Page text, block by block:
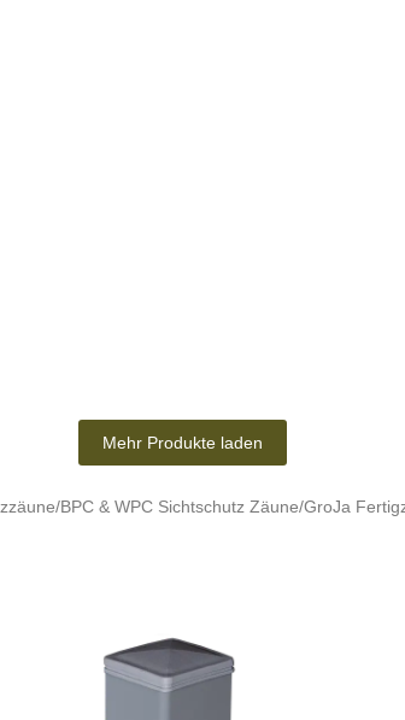
Mehr Produkte laden
BPC & WPC Sichtschutz Zäune/GroJa